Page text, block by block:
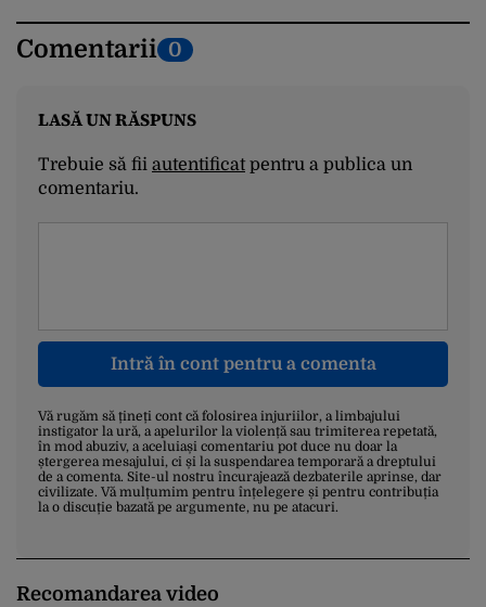
Comentarii 0
LASĂ UN RĂSPUNS
Trebuie să fii autentificatpentru a publica un
comentariu.
Intră în cont pentru a comenta
Vă rugăm să țineți cont că folosirea injuriilor, a limbajului
instigator la ură, a apelurilor la violență sau trimiterea repetată,
în mod abuziv, a aceluiași comentariu pot duce nu doar la
ștergerea mesajului, ci și la suspendarea temporară a dreptului
de a comenta. Site-ul nostru încurajează dezbaterile aprinse, dar
civilizate. Vă mulțumim pentru înțelegere și pentru contribuția
la o discuție bazată pe argumente, nu pe atacuri.
Recomandarea video